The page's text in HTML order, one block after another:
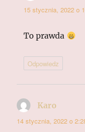
15 stycznia, 2022 o
To prawda
Odpowiedz
Karo
14 stycznia, 2022 o